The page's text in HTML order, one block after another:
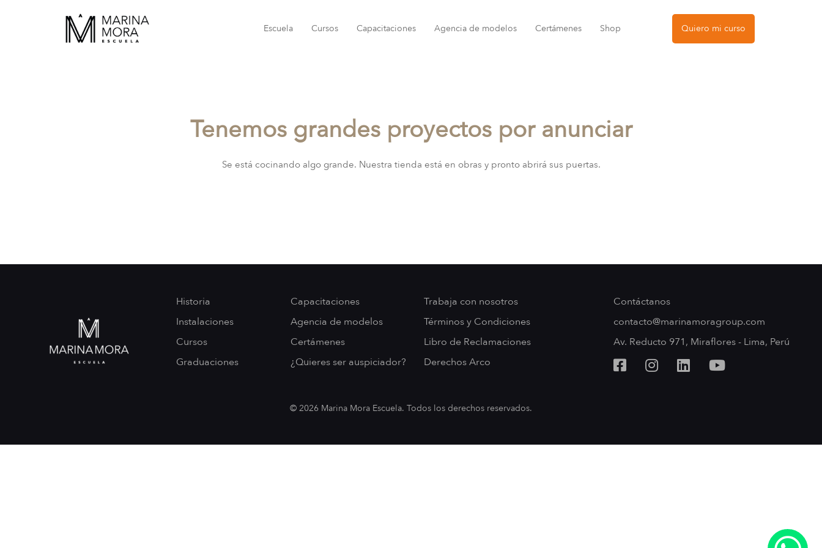
Escuela Cursos Capacitaciones Agencia de modelos Certámenes Shop Quiero mi curso
Tenemos grandes proyectos por anunciar
Se está cocinando algo grande. Nuestra tienda está en obras y pronto abrirá sus puertas.
Historia
Instalaciones
Cursos
Graduaciones
Capacitaciones
Agencia de modelos
Certámenes
¿Quieres ser auspiciador?
Trabaja con nosotros
Términos y Condiciones
Libro de Reclamaciones
Derechos Arco
Contáctanos
contacto@marinamoragroup.com
Av. Reducto 971, Miraflores - Lima, Perú
© 2026 Marina Mora Escuela. Todos los derechos reservados.